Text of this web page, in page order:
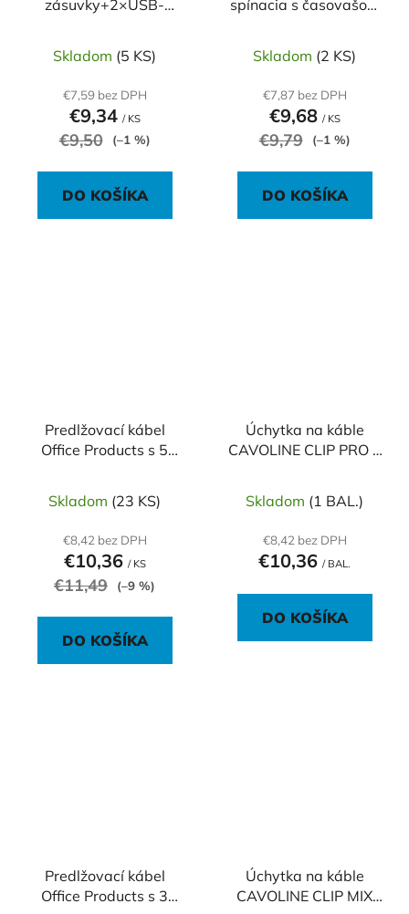
zásuvky+2×USB-
Skladom (5 KS)
€7,59 bez DPH
€9,34 / KS
€9,50 (–1 %)
DO KOŠÍKA
spínacia s časovašom
Skladom (2 KS)
€7,87 bez DPH
€9,68 / KS
€9,79 (–1 %)
DO KOŠÍKA
Predlžovací kábel
Office Products s 5
Skladom (23 KS)
€8,42 bez DPH
€10,36 / KS
€11,49 (–9 %)
DO KOŠÍKA
Úchytka na káble
CAVOLINE CLIP PRO 2
Skladom (1 BAL.)
€8,42 bez DPH
€10,36 / BAL.
DO KOŠÍKA
Predlžovací kábel
Office Products s 3
Úchytka na káble
CAVOLINE CLIP MIX